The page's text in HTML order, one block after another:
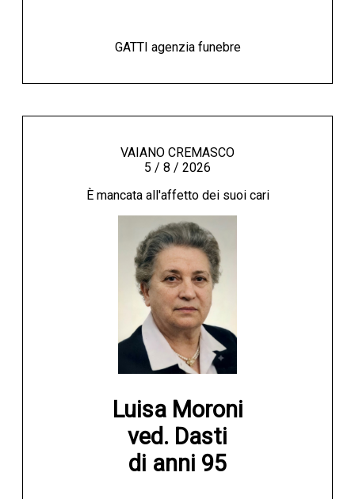
GATTI agenzia funebre
VAIANO CREMASCO
5 / 8 / 2026
È mancata all'affetto dei suoi cari
Luisa Moroni
ved. Dasti
di anni 95